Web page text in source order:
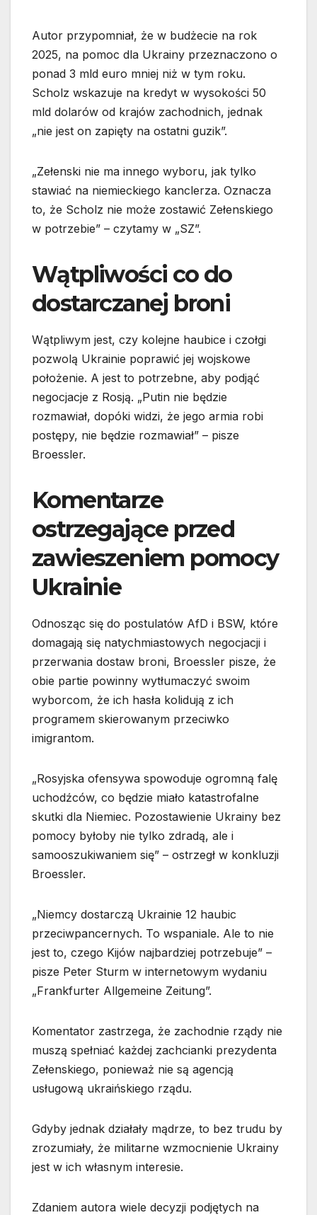
Autor przypomniał, że w budżecie na rok
2025, na pomoc dla Ukrainy przeznaczono o
ponad 3 mld euro mniej niż w tym roku.
Scholz wskazuje na kredyt w wysokości 50
mld dolarów od krajów zachodnich, jednak
„nie jest on zapięty na ostatni guzik”.
„Zełenski nie ma innego wyboru, jak tylko
stawiać na niemieckiego kanclerza. Oznacza
to, że Scholz nie może zostawić Zełenskiego
w potrzebie” – czytamy w „SZ”.
Wątpliwości co do
dostarczanej broni
Wątpliwym jest, czy kolejne haubice i czołgi
pozwolą Ukrainie poprawić jej wojskowe
położenie. A jest to potrzebne, aby podjąć
negocjacje z Rosją. „Putin nie będzie
rozmawiał, dopóki widzi, że jego armia robi
postępy, nie będzie rozmawiał” – pisze
Broessler.
Komentarze
ostrzegające przed
zawieszeniem pomocy
Ukrainie
Odnosząc się do postulatów AfD i BSW, które
domagają się natychmiastowych negocjacji i
przerwania dostaw broni, Broessler pisze, że
obie partie powinny wytłumaczyć swoim
wyborcom, że ich hasła kolidują z ich
programem skierowanym przeciwko
imigrantom.
„Rosyjska ofensywa spowoduje ogromną falę
uchodźców, co będzie miało katastrofalne
skutki dla Niemiec. Pozostawienie Ukrainy bez
pomocy byłoby nie tylko zdradą, ale i
samooszukiwaniem się” – ostrzegł w konkluzji
Broessler.
„Niemcy dostarczą Ukrainie 12 haubic
przeciwpancernych. To wspaniale. Ale to nie
jest to, czego Kijów najbardziej potrzebuje” –
pisze Peter Sturm w internetowym wydaniu
„Frankfurter Allgemeine Zeitung”.
Komentator zastrzega, że zachodnie rządy nie
muszą spełniać każdej zachcianki prezydenta
Zełenskiego, ponieważ nie są agencją
usługową ukraińskiego rządu.
Gdyby jednak działały mądrze, to bez trudu by
zrozumiały, że militarne wzmocnienie Ukrainy
jest w ich własnym interesie.
Zdaniem autora wiele decyzji podjętych na